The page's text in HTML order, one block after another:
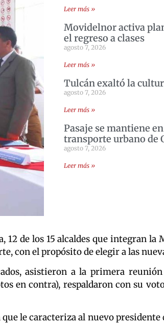
Leer más »
Movidelnor activa
el regreso a clases
agosto 7, 2026
Leer más »
Tulcán exaltó la
agosto 7, 2026
Leer más »
Pasaje se mantiene
transporte urbano de
agosto 7, 2026
Leer más »
12 de los 15 alcaldes que integran
con el propósito de elegir a las
asistieron a la primera
en contra), respaldaron con su
le caracteriza al nuevo